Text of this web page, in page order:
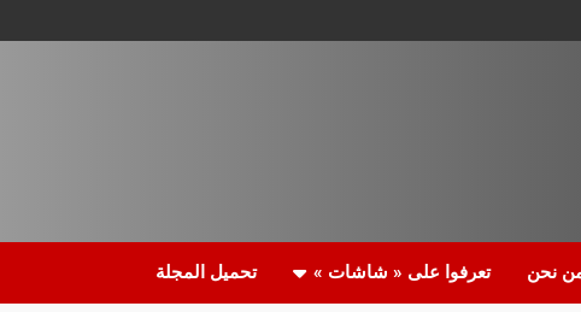
نحن تعرفوا على « شاشات » تحميل المجلة